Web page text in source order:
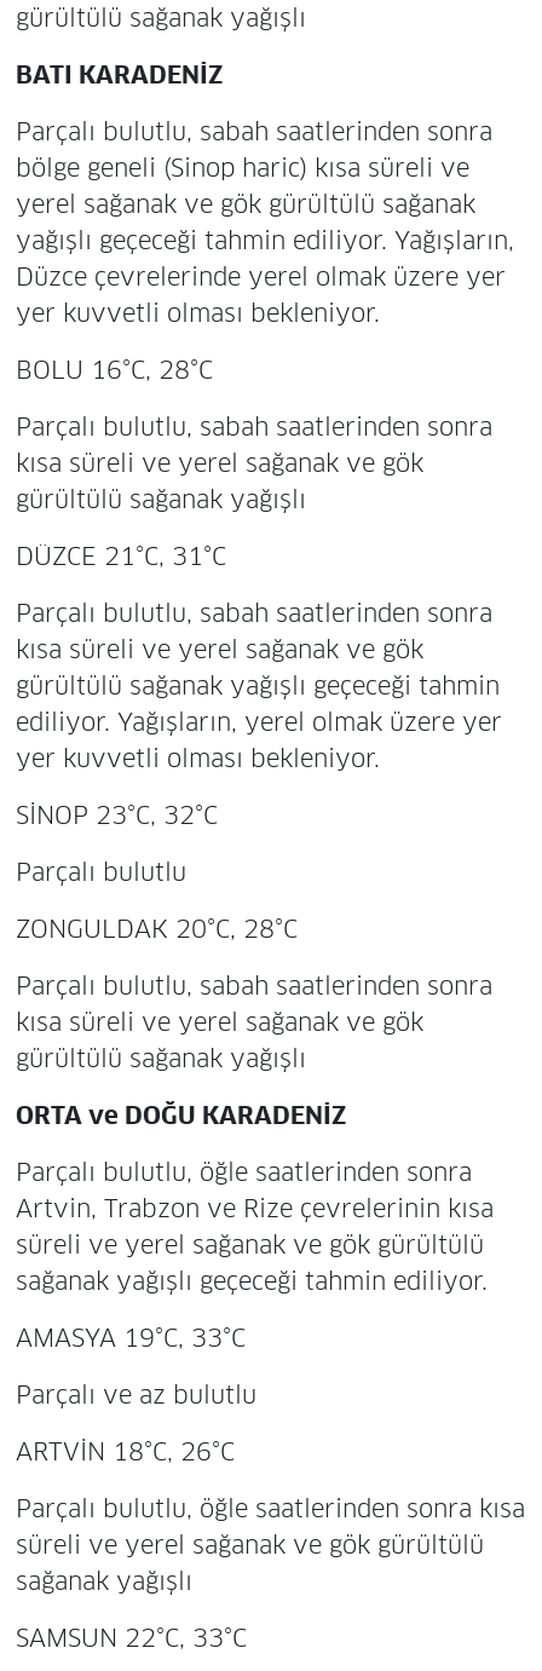
gürültülü sağanak yağışlı
BATI KARADENİZ
Parçalı bulutlu, sabah saatlerinden sonra
bölge geneli (Sinop haric) kısa süreli ve
yerel sağanak ve gök gürültülü sağanak
yağışlı geçeceği tahmin ediliyor. Yağışların,
Düzce çevrelerinde yerel olmak üzere yer
yer kuvvetli olması bekleniyor.
BOLU 16°C, 28°C
Parçalı bulutlu, sabah saatlerinden sonra
kısa süreli ve yerel sağanak ve gök
gürültülü sağanak yağışlı
DÜZCE 21°C, 31°C
Parçalı bulutlu, sabah saatlerinden sonra
kısa süreli ve yerel sağanak ve gök
gürültülü sağanak yağışlı geçeceği tahmin
ediliyor. Yağışların, yerel olmak üzere yer
yer kuvvetli olması bekleniyor.
SİNOP 23°C, 32°C
Parçalı bulutlu
ZONGULDAK 20°C, 28°C
Parçalı bulutlu, sabah saatlerinden sonra
kısa süreli ve yerel sağanak ve gök
gürültülü sağanak yağışlı
ORTA ve DOĞU KARADENİZ
Parçalı bulutlu, öğle saatlerinden sonra
Artvin, Trabzon ve Rize çevrelerinin kısa
süreli ve yerel sağanak ve gök gürültülü
sağanak yağışlı geçeceği tahmin ediliyor.
AMASYA 19°C, 33°C
Parçalı ve az bulutlu
ARTVİN 18°C, 26°C
Parçalı bulutlu, öğle saatlerinden sonra kısa
süreli ve yerel sağanak ve gök gürültülü
sağanak yağışlı
SAMSUN 22°C, 33°C